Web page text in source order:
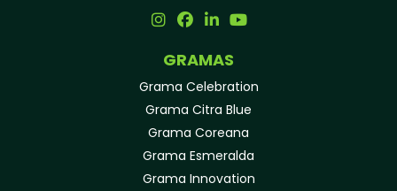
GRAMAS
Grama Celebration
Grama Citra Blue
Grama Coreana
Grama Esmeralda
Grama Innovation